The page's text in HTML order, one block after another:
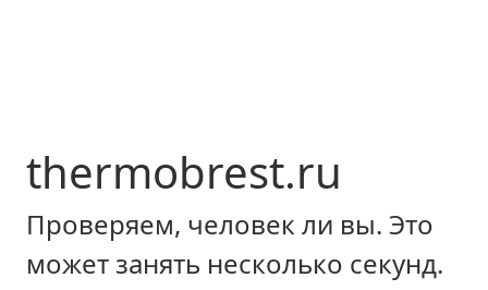
thermobrest.ru
Проверяем, человек ли вы. Это
может занять несколько секунд.